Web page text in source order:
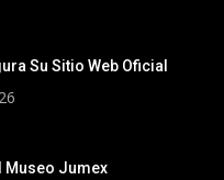
Su Sitio Web Oficial
Museo Jumex